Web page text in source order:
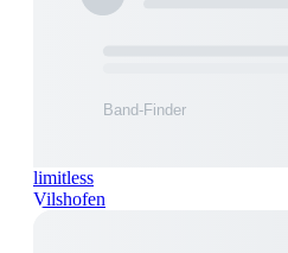
limitless
Vilshofen